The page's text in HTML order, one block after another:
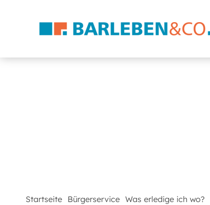
Startseite Bürgerservice Was erledige ich wo?